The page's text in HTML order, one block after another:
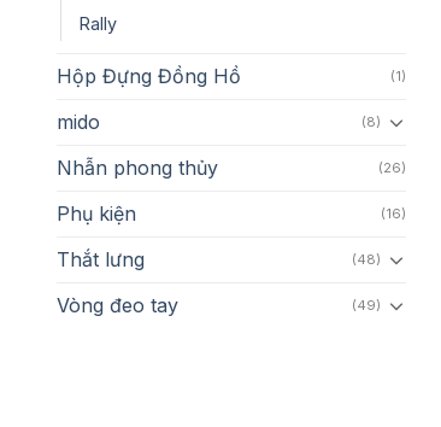
Rally
Hộp Đựng Đồng Hồ (1)
mido (8)
Nhẫn phong thủy (26)
Phụ kiện (16)
Thắt lưng (48)
Vòng đeo tay (49)